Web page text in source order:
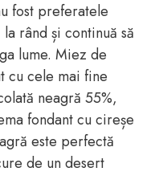
fost preferatele
rând și continuă să
lume. Miez de
cu cele mai fine
neagră 55%,
fondant cu cireșe
este perfectă
de un desert